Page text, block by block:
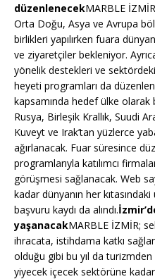
düzenlenecekMARBLE
Orta Doğu, Asya ve Avrupa
birlikleri yapılırken fuara
ve ziyaretçiler bekleniyor.
yönelik destekleri ve
heyeti programları da
kapsamında hedef ülke olarak
Rusya, Birleşik Krallık, Suudi
Kuveyt ve Irak’tan yüzlerce
ağırlanacak. Fuar süresince
programlarıyla katılımcı
görüşmesi sağlanacak. Web
kadar dünyanın her
başvuru kaydı da alındı.
yaşanacakMARBLE İZMİR;
ihracata, istihdama katkı
olduğu gibi bu yıl da
yiyecek içecek sektörüne